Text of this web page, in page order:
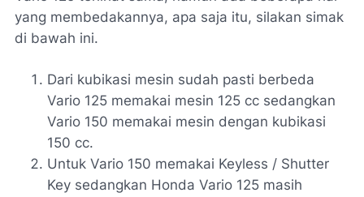
yang membedakannya, apa saja itu, silakan simak
di bawah ini.
Dari kubikasi mesin sudah pasti berbeda
Vario 125 memakai mesin 125 cc sedangkan
Vario 150 memakai mesin dengan kubikasi
150 cc.
Untuk Vario 150 memakai Keyless / Shutter
Key sedangkan Honda Vario 125 masih